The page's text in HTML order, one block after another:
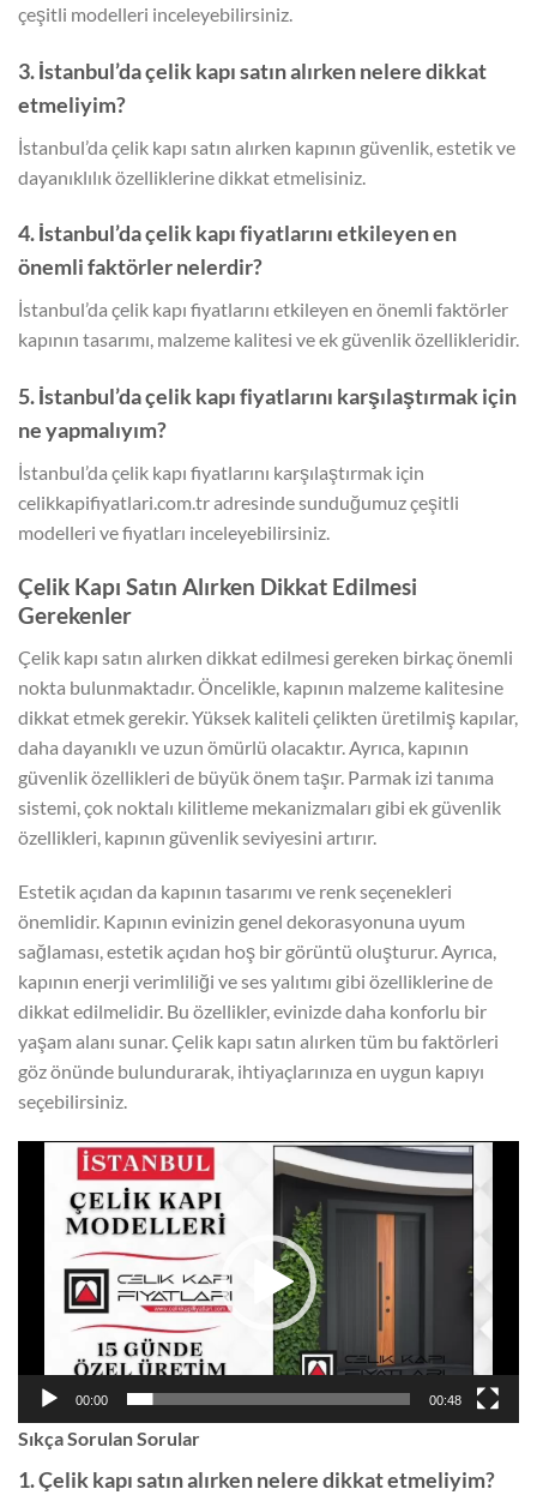
çeşitli modelleri inceleyebilirsiniz.
3. İstanbul’da çelik kapı satın alırken nelere dikkat
etmeliyim?
İstanbul’da çelik kapı satın alırken kapının güvenlik, estetik ve
dayanıklılık özelliklerine dikkat etmelisiniz.
4. İstanbul’da çelik kapı fiyatlarını etkileyen en
önemli faktörler nelerdir?
İstanbul’da çelik kapı fiyatlarını etkileyen en önemli faktörler
kapının tasarımı, malzeme kalitesi ve ek güvenlik özellikleridir.
5. İstanbul’da çelik kapı fiyatlarını karşılaştırmak için
ne yapmalıyım?
İstanbul’da çelik kapı fiyatlarını karşılaştırmak için
celikkapifiyatlari.com.tr adresinde sunduğumuz çeşitli
modelleri ve fiyatları inceleyebilirsiniz.
Çelik Kapı Satın Alırken Dikkat Edilmesi
Gerekenler
Çelik kapı satın alırken dikkat edilmesi gereken birkaç önemli
nokta bulunmaktadır. Öncelikle, kapının malzeme kalitesine
dikkat etmek gerekir. Yüksek kaliteli çelikten üretilmiş kapılar,
daha dayanıklı ve uzun ömürlü olacaktır. Ayrıca, kapının
güvenlik özellikleri de büyük önem taşır. Parmak izi tanıma
sistemi, çok noktalı kilitleme mekanizmaları gibi ek güvenlik
özellikleri, kapının güvenlik seviyesini artırır.
Estetik açıdan da kapının tasarımı ve renk seçenekleri
önemlidir. Kapının evinizin genel dekorasyonuna uyum
sağlaması, estetik açıdan hoş bir görüntü oluşturur. Ayrıca,
kapının enerji verimliliği ve ses yalıtımı gibi özelliklerine de
dikkat edilmelidir. Bu özellikler, evinizde daha konforlu bir
yaşam alanı sunar. Çelik kapı satın alırken tüm bu faktörleri
göz önünde bulundurarak, ihtiyaçlarınıza en uygun kapıyı
seçebilirsiniz.
oynatıcı
00:00 00:48
Sıkça Sorulan Sorular
1. Çelik kapı satın alırken nelere dikkat etmeliyim?